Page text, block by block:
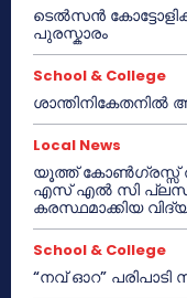
ടെൽസൻ
പുരസ്കാരം
School & College
ശാന്തിനികേതനിൽ
Local News
യൂത്ത് കോൺഗ്രസ്സ്
എസ് എൽ സി പ്ലസ്
കരസ്ഥമാക്കിയ
School & College
“നവ് ഓറ” പരിപാടി